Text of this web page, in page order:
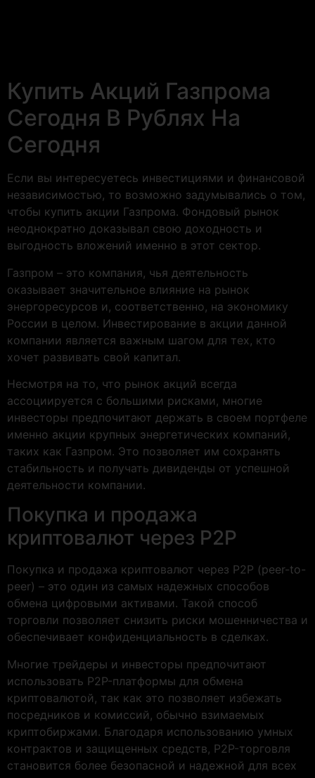
Купить Акций Газпрома
Сегодня В Рублях На
Сегодня
Если вы интересуетесь инвестициями и финансовой
независимостью, то возможно задумывались о том,
чтобы купить акции Газпрома. Фондовый рынок
неоднократно доказывал свою доходность и
выгодность вложений именно в этот сектор.
Газпром – это компания, чья деятельность
оказывает значительное влияние на рынок
энергоресурсов и, соответственно, на экономику
России в целом. Инвестирование в акции данной
компании является важным шагом для тех, кто
хочет развивать свой капитал.
Несмотря на то, что рынок акций всегда
ассоциируется с большими рисками, многие
инвесторы предпочитают держать в своем портфеле
именно акции крупных энергетических компаний,
таких как Газпром. Это позволяет им сохранять
стабильность и получать дивиденды от успешной
деятельности компании.
Покупка и продажа
криптовалют через P2P
Покупка и продажа криптовалют через P2P (peer-to-
peer) – это один из самых надежных способов
обмена цифровыми активами. Такой способ
торговли позволяет снизить риски мошенничества и
обеспечивает конфиденциальность в сделках.
Многие трейдеры и инвесторы предпочитают
использовать P2P-платформы для обмена
криптовалютой, так как это позволяет избежать
посредников и комиссий, обычно взимаемых
криптобиржами. Благодаря использованию умных
контрактов и защищенных средств, P2P-торговля
становится более безопасной и надежной для всех